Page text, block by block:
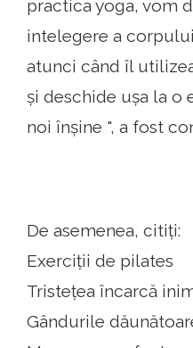
practica yoga, vom
intelegere a
atunci când îl
și deschide ușa la o
noi înșine ", a fost
De asemenea, citiți:
Exerciții de pilates
Tristețea încarcă
Gândurile